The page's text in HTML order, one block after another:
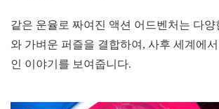
같은 운율로 짜여진 액션 어드벤처는 다양
와 가벼운 퍼즐을 결합하여, 사후 세계에
인 이야기를 보여줍니다.